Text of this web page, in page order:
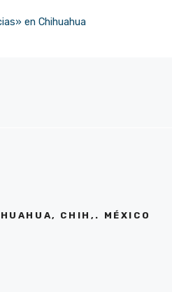
en Chihuahua
CHIH,. MÉXICO